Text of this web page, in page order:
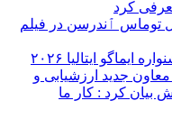
کرد
توماس ٱندرسن در فیلم
ایتالیا ۲۰۲۶
جدید ارزشیابی و
بیان کرد : کار ما